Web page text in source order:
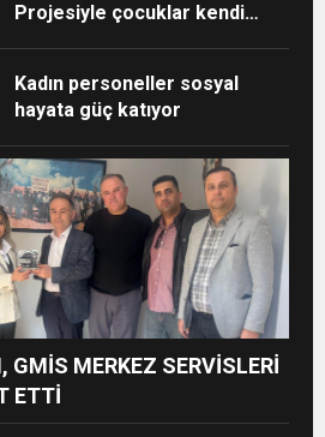
Projesiyle çocuklar kendi
Kadın personeller sosyal
hayata güç katıyor
GMİS MERKEZ SERVİSLERİ
ETTİ